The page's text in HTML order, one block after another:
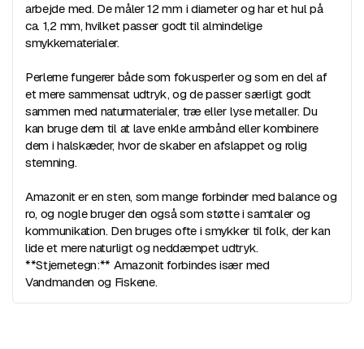
arbejde med. De måler 12 mm i diameter og har et hul på
ca. 1,2 mm, hvilket passer godt til almindelige
smykkematerialer.
Perlerne fungerer både som fokusperler og som en del af
et mere sammensat udtryk, og de passer særligt godt
sammen med naturmaterialer, træ eller lyse metaller. Du
kan bruge dem til at lave enkle armbånd eller kombinere
dem i halskæder, hvor de skaber en afslappet og rolig
stemning.
Amazonit er en sten, som mange forbinder med balance og
ro, og nogle bruger den også som støtte i samtaler og
kommunikation. Den bruges ofte i smykker til folk, der kan
lide et mere naturligt og neddæmpet udtryk.
**Stjernetegn:** Amazonit forbindes især med
Vandmanden og Fiskene.